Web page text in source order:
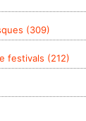
(309)
festivals (212)